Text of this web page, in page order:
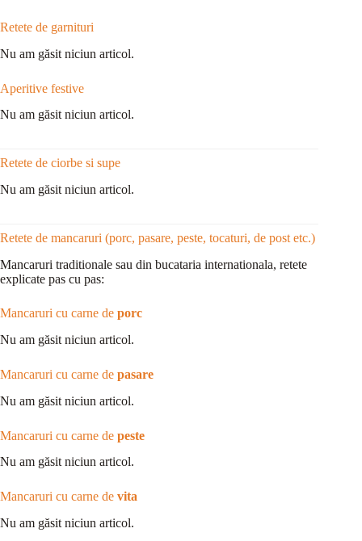
Retete de garnituri
Nu am găsit niciun articol.
Aperitive festive
Nu am găsit niciun articol.
Retete de ciorbe si supe
Nu am găsit niciun articol.
Retete de mancaruri (porc, pasare, peste, tocaturi, de post etc.)
Mancaruri traditionale sau din bucataria internationala, retete
explicate pas cu pas:
Mancaruri cu carne de porc
Nu am găsit niciun articol.
Mancaruri cu carne de pasare
Nu am găsit niciun articol.
Mancaruri cu carne de peste
Nu am găsit niciun articol.
Mancaruri cu carne de vita
Nu am găsit niciun articol.